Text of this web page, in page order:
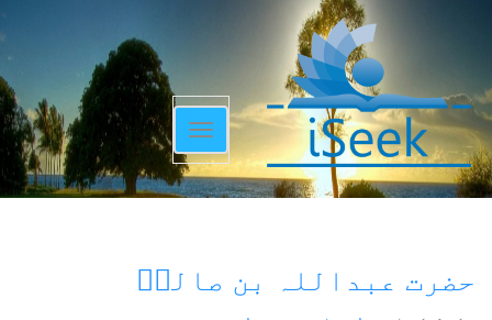
Toggle
navigation
حضرت عبداللہ بن صالحؒ